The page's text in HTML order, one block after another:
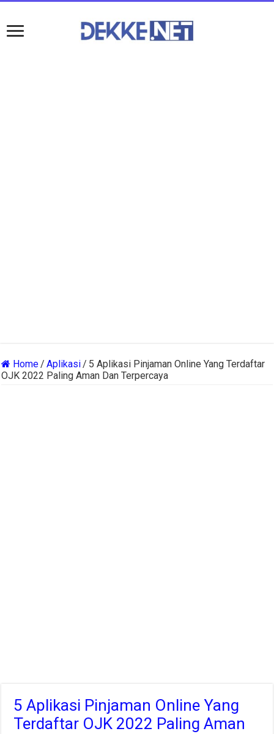
Home/ Aplikasi/ 5 Aplikasi Pinjaman Online Yang Terdaftar
OJK 2022 Paling Aman Dan Terpercaya
5 Aplikasi Pinjaman Online Yang
Terdaftar OJK 2022 Paling Aman